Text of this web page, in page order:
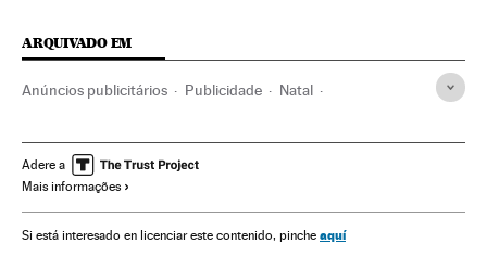
ARQUIVADO EM
Anúncios publicitários Publicidade Natal
América do Sul América Latina
Adere a
Mais informações
Si está interesado en licenciar este contenido, pinche aquí